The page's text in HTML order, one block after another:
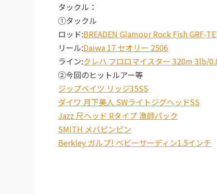
タックル：
①タックル
ロッド:BREADEN Glamour Rock Fish GRF-
リール:Daiwa 17 セオリー 2506
ライン:クレハ フロロマイスター 320m 3lb/
②今回のヒットルアー等
ジップベイツ リッジ35SS
ダイワ 月下美人 SWライトジグヘッドSS
Jazz 尺ヘッド Rタイプ 漁師パック
SMITH メバピンピン
Berkley ガルプ! ベビーサーディン1.5インチ